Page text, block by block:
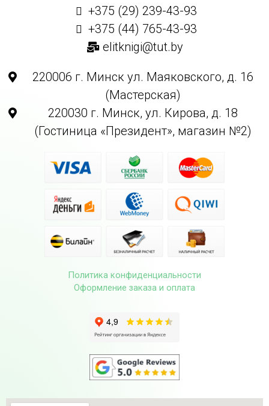
+375 (29) 239-43-93
+375 (44) 765-43-93
elitknigi@tut.by
220006 г. Минск ул. Маяковского, д. 16
(Мастерская)
220030 г. Минск, ул. Кирова, д. 18
(Гостиница «Президент», магазин №2)
Политика конфиденциальности
Оформление заказа и оплата